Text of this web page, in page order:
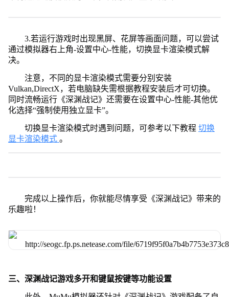
3.若运行游戏时出现黑屏、花屏等画面问题，可以尝试
通过模拟器右上角-设置中心-性能，切换显卡渲染模式解
决。
注意，不同的显卡渲染模式需要分别安装
Vulkan,DirectX，若电脑缺失需根据教程安装后才可切换。
同时流畅运行《深渊战记》还需要在设置中心-性能-其他优
化选择“强制使用独立显卡”。
切换显卡渲染模式时遇到问题，可参考以下教程 切换
显卡渲染模式 。
完成以上操作后，你就能尽情享受《深渊战记》带来的
乐趣啦！
三、深渊战记游戏多开和键鼠按键等功能设置